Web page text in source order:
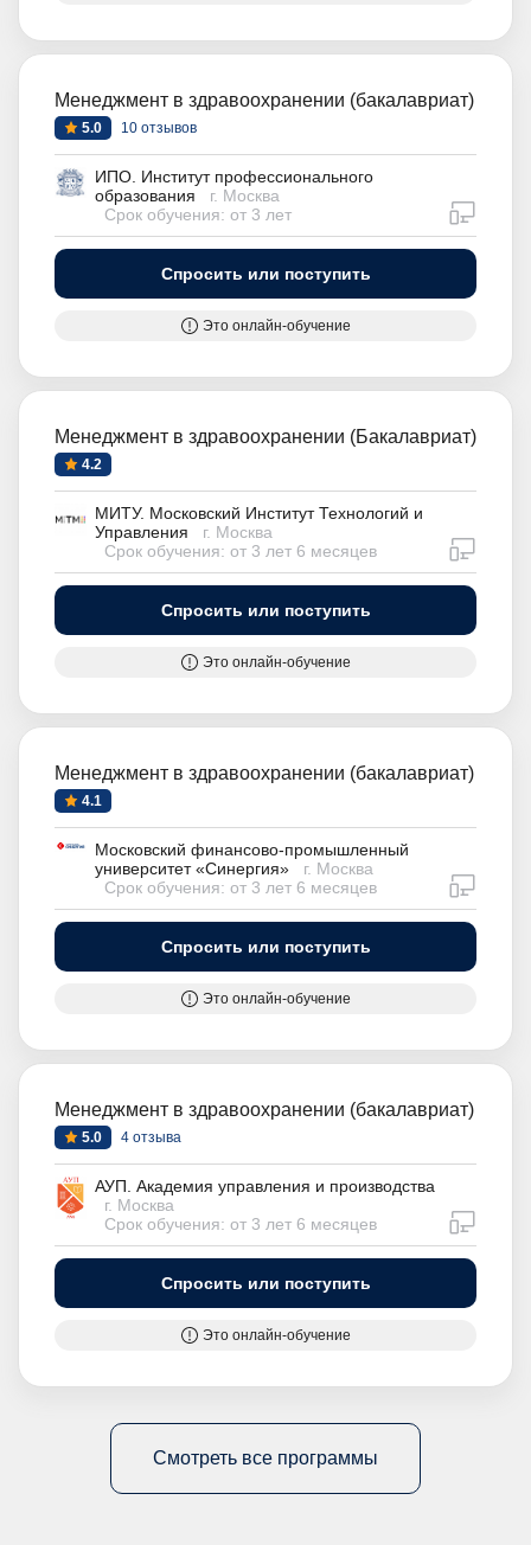
Менеджмент в здравоохранении (бакалавриат)
5.0 10 отзывов
ИПО. Институт профессионального
образования
г. Москва
Срок обучения: от 3 лет
Спросить или поступить
Это онлайн-обучение
Менеджмент в здравоохранении (Бакалавриат)
4.2
МИТУ. Московский Институт Технологий и
Управления
г. Москва
Срок обучения: от 3 лет 6 месяцев
Спросить или поступить
Это онлайн-обучение
Менеджмент в здравоохранении (бакалавриат)
4.1
Московский финансово-промышленный
университет «Синергия»
г. Москва
Срок обучения: от 3 лет 6 месяцев
Спросить или поступить
Это онлайн-обучение
Менеджмент в здравоохранении (бакалавриат)
5.0 4 отзыва
АУП. Академия управления и производства
г. Москва
Срок обучения: от 3 лет 6 месяцев
Спросить или поступить
Это онлайн-обучение
Смотреть все программы